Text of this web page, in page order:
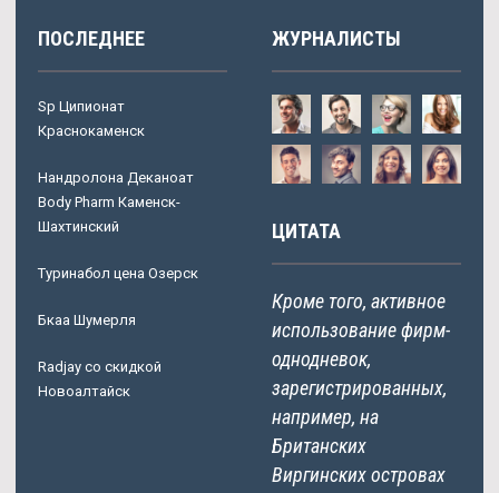
ПОСЛЕДНЕЕ
Sp Ципионат
Краснокаменск
Нандролона Деканоат
Body Pharm Каменск-
Шахтинский
Туринабол цена Озерск
Бкаа Шумерля
Radjay со скидкой
Новоалтайск
ЖУРНАЛИСТЫ
ЦИТАТА
Кроме того, активное
использование фирм-
однодневок,
зарегистрированных,
например, на
Британских
Виргинских островах